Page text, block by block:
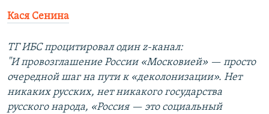
Кася Сенина
ТГ ИБС процитировал один z-канал:
"И провозглашение России «Московией» — просто
очередной шаг на пути к «деколонизации». Нет
никаких русских, нет никакого государства
русского народа, «Россия — это социальный